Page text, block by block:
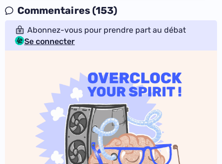
Commentaires (153)
Abonnez-vous pour prendre part au débat
Se connecter